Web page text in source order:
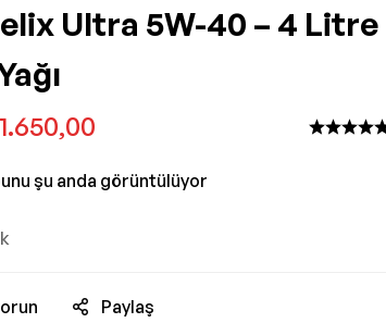
Ultra 5W-40 – 4 Litre
1.650,00
şu anda görüntülüyor
Paylaş